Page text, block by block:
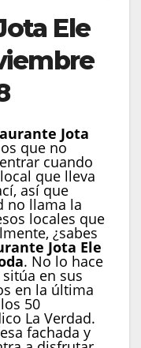
Ele
Jota
que no
cuando
que lleva
así que
no llama la
locales que
¿sabes
Jota Ele
. No lo hace
en sus
en la última
50
La Verdad.
fachada y